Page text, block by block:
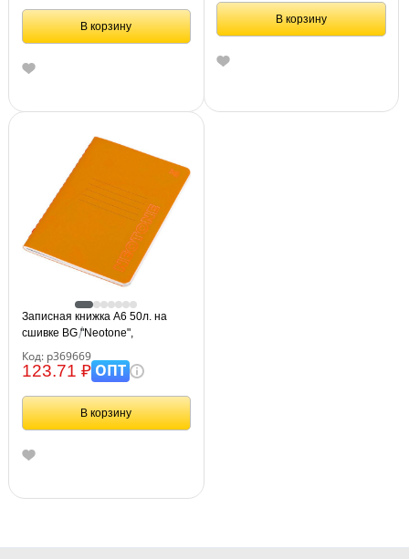
В корзину
В корзину
Записная книжка А6 50л. на
сшивке BG "Neotone",
тиснение, блок в точку 80г/м2
Код: р369669
123.71 ₽ОПТ
В корзину